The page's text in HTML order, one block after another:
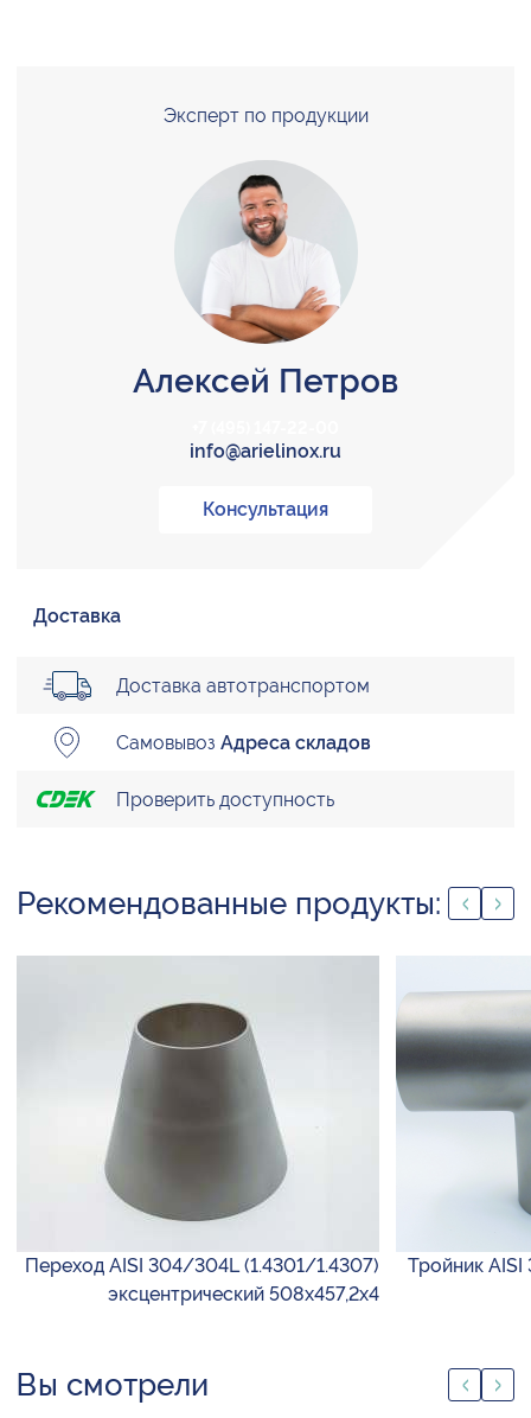
Эксперт по продукции
Алексей Петров
info@arielinox.ru
Консультация
Доставка
Доставка автотранспортом
Самовывоз Адреса складов
Проверить доступность
Рекомендованные продукты:
Переход AISI 304/304L (1.4301/1.4307)
эксцентрический 508х457,2х4
Тройник
Вы смотрели